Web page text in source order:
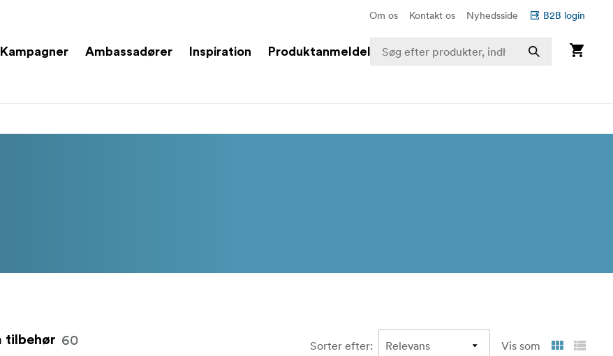
Om os Kontakt os Nyhedsside B2B login
Kampagner Ambassadører Inspiration Produktanmeldelser
tilbehør 60 Sorter efter: Vis som